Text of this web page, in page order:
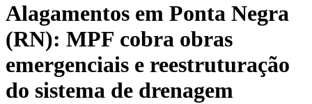
Alagamentos em Ponta Negra
(RN): MPF cobra obras
emergenciais e reestruturação
do sistema de drenagem